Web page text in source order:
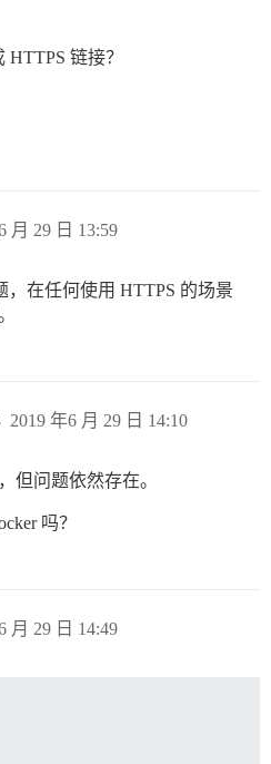
链接？
月 29 日 13:59
，在任何使用 HTTPS 的场景
2019 年6 月 29 日 14:10
但问题依然存在。
吗？
月 29 日 14:49